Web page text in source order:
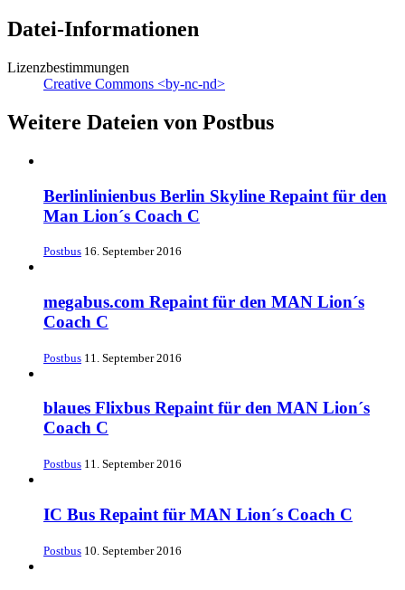
Datei-Informationen
Lizenzbestimmungen
Creative Commons <by-nc-nd>
Weitere Dateien von Postbus
Berlinlinienbus Berlin Skyline Repaint für den
Man Lion´s Coach C
Postbus 16. September 2016
megabus.com Repaint für den MAN Lion´s
Coach C
Postbus 11. September 2016
blaues Flixbus Repaint für den MAN Lion´s
Coach C
Postbus 11. September 2016
IC Bus Repaint für MAN Lion´s Coach C
Postbus 10. September 2016